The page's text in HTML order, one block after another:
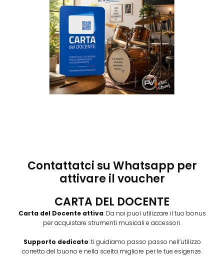
Contattatci su Whatsapp per
attivare il voucher
CARTA DEL DOCENTE
Carta del Docente attiva: Da noi puoi utilizzare il tuo bonus
per acquistare strumenti musicali e accessori.
Supporto dedicato: ti guidiamo passo passo nell’utilizzo
corretto del buono e nella scelta migliore per le tue esigenze.